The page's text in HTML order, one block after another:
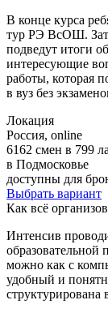
В конце курса
тур РЭ ВсОШ.
подведут итоги
интересующие
работы, которая
в вуз без
Локация
Россия, online
6162 смен в 799
в Подмосковье
доступны для
Выбрать вариант
Как всё
Интенсив
образовательной
можно как с
удобный и
структурирована